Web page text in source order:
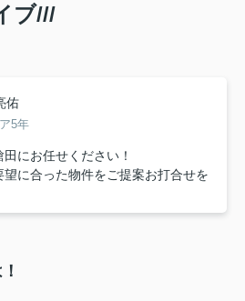
ブ///
佑
5年
にお任せください！
に合った物件をご提案お打合せを